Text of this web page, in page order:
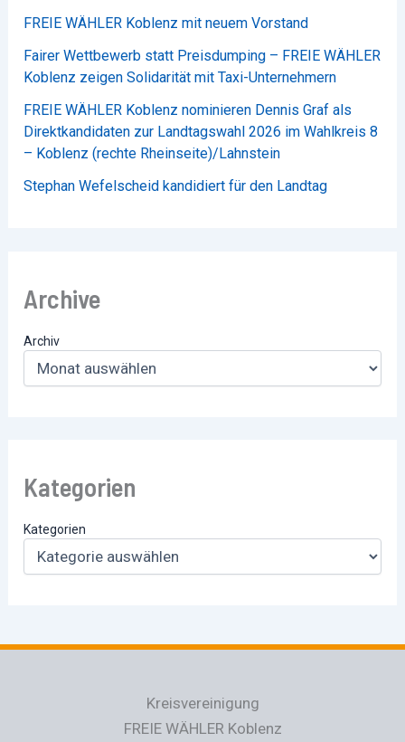
FREIE WÄHLER Koblenz mit neuem Vorstand
Fairer Wettbewerb statt Preisdumping – FREIE WÄHLER
Koblenz zeigen Solidarität mit Taxi-Unternehmern
FREIE WÄHLER Koblenz nominieren Dennis Graf als
Direktkandidaten zur Landtagswahl 2026 im Wahlkreis 8
– Koblenz (rechte Rheinseite)/Lahnstein
Stephan Wefelscheid kandidiert für den Landtag
Archive
Archiv
Kategorien
Kategorien
Kreisvereinigung
FREIE WÄHLER Koblenz